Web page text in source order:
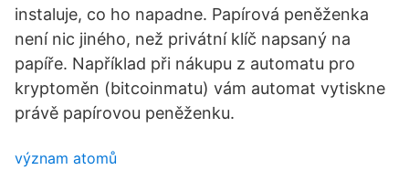
instaluje, co ho napadne. Papírová peněženka
není nic jiného, než privátní klíč napsaný na
papíře. Například při nákupu z automatu pro
kryptoměn (bitcoinmatu) vám automat vytiskne
právě papírovou peněženku.
význam atomů